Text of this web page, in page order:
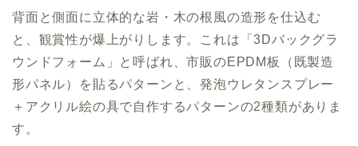
背面と側面に立体的な岩・木の根風の造形を仕込む
と、観賞性が爆上がりします。これは「3Dバックグラ
ウンドフォーム」と呼ばれ、市販のEPDM板（既製造
形パネル）を貼るパターンと、発泡ウレタンスプレー
＋アクリル絵の具で自作するパターンの2種類がありま
す。